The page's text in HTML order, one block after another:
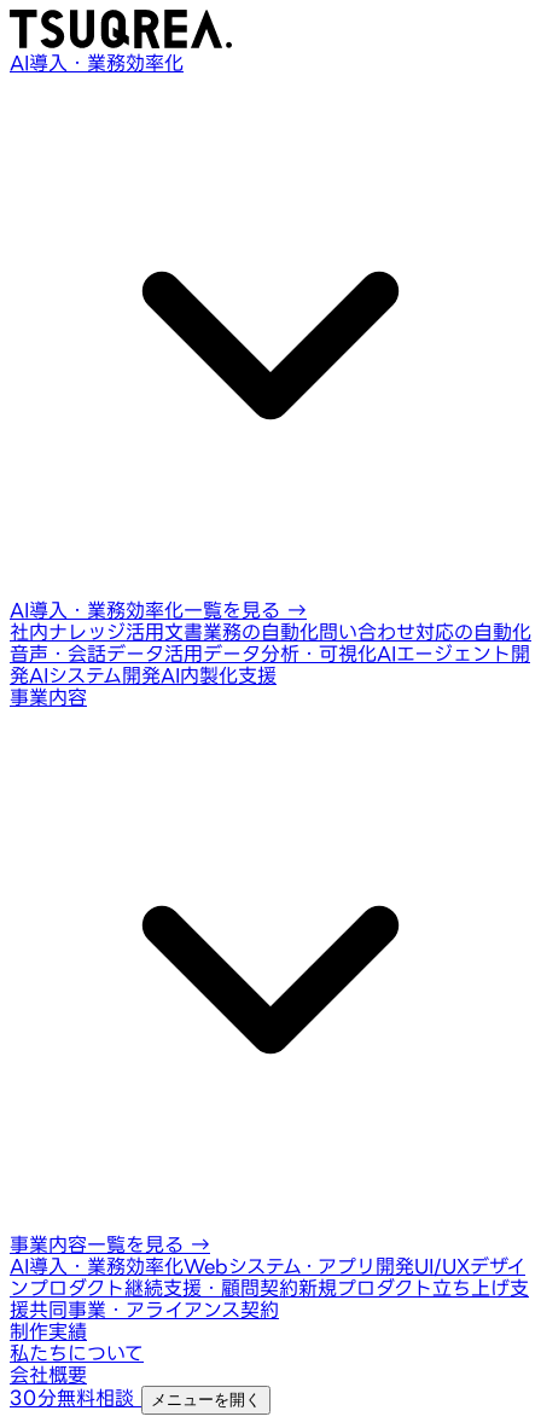
AI導入・業務効率化
AI導入・業務効率化一覧を見る →
社内ナレッジ活用文書業務の自動化問い合わせ対応の自動化
音声・会話データ活用データ分析・可視化AIエージェント開
発AIシステム開発AI内製化支援
事業内容
事業内容一覧を見る →
AI導入・業務効率化Webシステム・アプリ開発UI/UXデザイ
ンプロダクト継続支援・顧問契約新規プロダクト立ち上げ支
援共同事業・アライアンス契約
制作実績
私たちについて
会社概要
30分無料相談
メニューを開く